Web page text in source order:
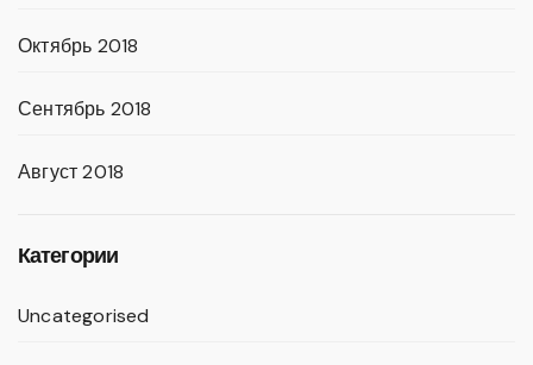
Октябрь 2018
Сентябрь 2018
Август 2018
Категории
Uncategorised